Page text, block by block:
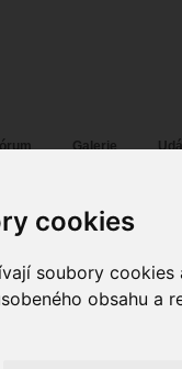
cookies
soubory
obsahu a
Galerie